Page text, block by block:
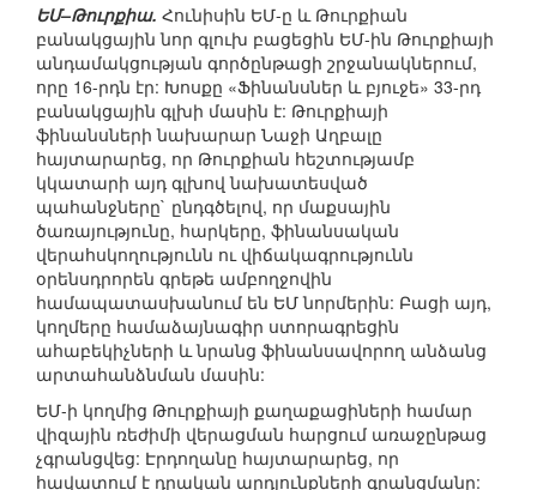
ԵՄ–Թուրքիա. Հունիսին ԵՄ-ը և Թուրքիան
բանակցային նոր գլուխ բացեցին ԵՄ-ին Թուրքիայի
անդամակցության գործընթացի շրջանակներում,
որը 16-րդն էր: Խոսքը «Ֆինանսներ և բյուջե» 33-րդ
բանակցային գլխի մասին է: Թուրքիայի
ֆինանսների նախարար Նաջի Աղբալը
հայտարարեց, որ Թուրքիան հեշտությամբ
կկատարի այդ գլխով նախատեսված
պահանջները` ընդգծելով, որ մաքսային
ծառայությունը, հարկերը, ֆինանսական
վերահսկողությունն ու վիճակագրությունն
օրենսդրորեն գրեթե ամբողջովին
համապատասխանում են ԵՄ նորմերին: Բացի այդ,
կողմերը համաձայնագիր ստորագրեցին
ահաբեկիչների և նրանց ֆինանսավորող անձանց
արտահանձնման մասին:
ԵՄ-ի կողմից Թուրքիայի քաղաքացիների համար
վիզային ռեժիմի վերացման հարցում առաջընթաց
չգրանցվեց: Էրդողանը հայտարարեց, որ
հավատում է դրական արդյունքների գրանցմանը: